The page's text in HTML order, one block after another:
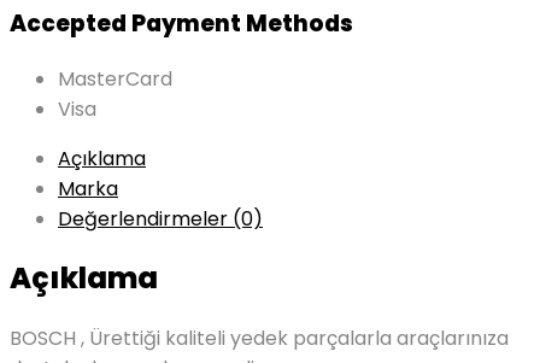
Accepted Payment Methods
MasterCard
Visa
Açıklama
Marka
Değerlendirmeler (0)
Açıklama
BOSCH , Ürettiği kaliteli yedek parçalarla araçlarınıza